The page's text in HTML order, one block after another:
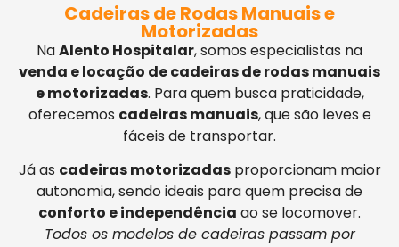
Cadeiras de Rodas Manuais e
Motorizadas
NaAlento Hospitalar, somos especialistas na
venda e locação de cadeiras de rodas manuais
e motorizadas. Para quem busca praticidade,
oferecemos cadeiras manuais, que são leves e
fáceis de transportar.
Já as cadeiras motorizadasproporcionam maior
autonomia, sendo ideais para quem precisa de
conforto e independência ao se locomover.
Todos os modelos de cadeiras passam por